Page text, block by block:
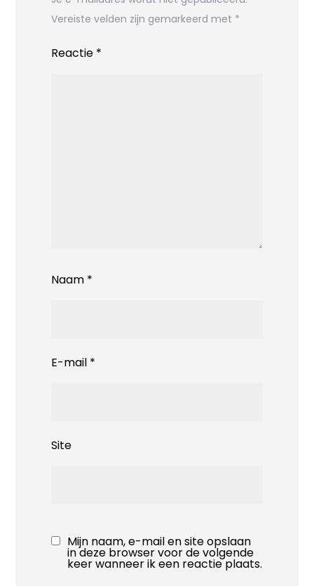
Vereiste velden zijn gemarkeerd met *
Reactie *
Naam *
E-mail *
Site
Mijn naam, e-mail en site opslaan
in deze browser voor de volgende
keer wanneer ik een reactie plaats.